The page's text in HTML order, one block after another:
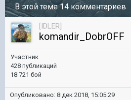
В этой теме 14 комментариев
[IDLER]
komandir_DobrOFF
Участник
428 публикаций
18 721 бой
Опубликовано: 8 дек 2018, 15:05:29